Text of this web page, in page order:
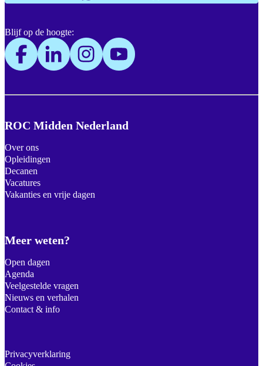
ROC Midden Nederland
Over ons
Opleidingen
Decanen
Vacatures
Vakanties en vrije dagen
Meer weten?
Open dagen
Agenda
Veelgestelde vragen
Nieuws en verhalen
Contact & info
Blijf op de hoogte:
Privacyverklaring